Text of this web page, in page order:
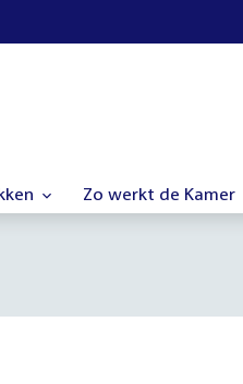
Zo werkt de Kamer